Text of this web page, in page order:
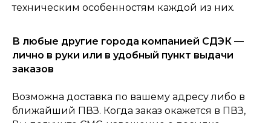
техническим особенностям каждой из них.
В любые другие города компанией СДЭК —
лично в руки или в удобный пункт выдачи
заказов
Возможна доставка по вашему адресу либо в
ближайший ПВЗ. Когда заказ окажется в ПВЗ,